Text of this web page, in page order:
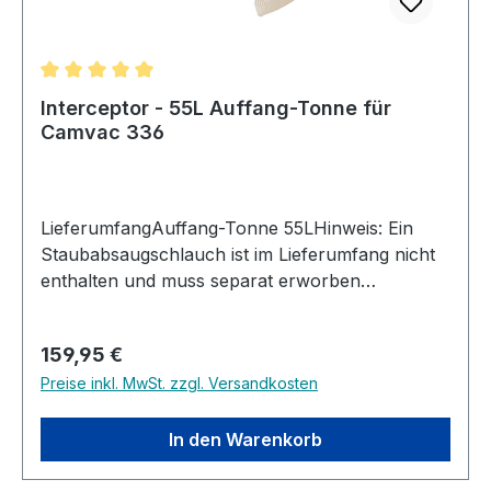
Durchschnittliche Bewertung von 5 von 5 Sternen
Interceptor - 55L Auffang-Tonne für
Camvac 336
LieferumfangAuffang-Tonne 55LHinweis: Ein
Staubabsaugschlauch ist im Lieferumfang nicht
enthalten und muss separat erworben
Ergänzung für CamVac-Besitzer oder jedes
Absaugsystem mit einem 100mm Schlauch!Die
neue Defender Interceptor-Serie erweitert jedes
100mm Staubabsaugsystem um einen
zusätzlichen Auffangbehälter, welcher die
Regulärer Preis:
159,95 €
Preise inkl. MwSt. zzgl. Versandkosten
In den Warenkorb